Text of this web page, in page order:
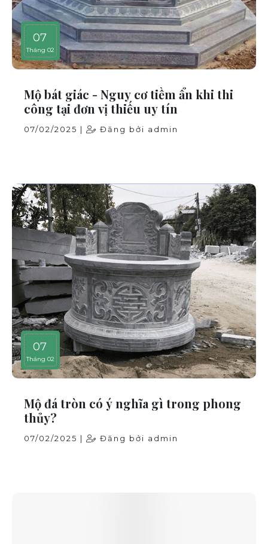
07
Tháng 02
Mộ bát giác - Nguy cơ tiềm ẩn khi thi
công tại đơn vị thiếu uy tín
07/02/2025 | Đăng bởi admin
07
Tháng 02
Mộ đá tròn có ý nghĩa gì trong phong
thủy?
07/02/2025 | Đăng bởi admin